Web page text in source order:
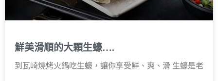
鮮美滑順的大顆生蠔….
到瓦崎燒烤火鍋吃生蠔，讓你享受鮮、爽、滑 生蠔是老